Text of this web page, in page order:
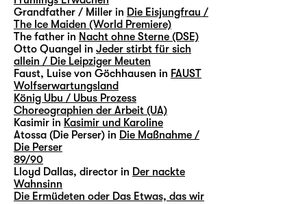
Grandfather / Miller in Die Eisjungfrau /
The Ice Maiden (World Premiere)
The father in Nacht ohne Sterne (DSE)
Otto Quangel in Jeder stirbt für sich
allein / Die Leipziger Meuten
Faust, Luise von Göchhausen in FAUST
Wolfserwartungsland
König Ubu / Ubus Prozess
Choreographien der Arbeit (UA)
Kasimir in Kasimir und Karoline
Atossa (Die Perser) in Die Maßnahme /
Die Perser
89/90
Lloyd Dallas, director in Der nackte
Wahnsinn
Die Ermüdeten oder Das Etwas, das wir